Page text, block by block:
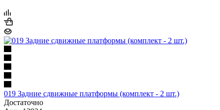
019 Задние сдвижные платформы (комплект - 2 шт.)
Достаточно